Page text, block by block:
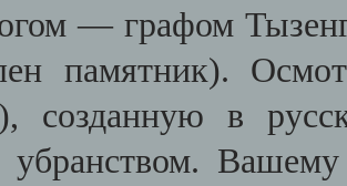
— графом
памятник).
созданную в
убранством.